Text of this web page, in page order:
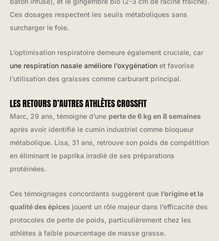
Ces dosages respectent les seuils métaboliques sans
surcharger le foie.
L’optimisation respiratoire demeure également cruciale, car
une respiration nasale améliore l’oxygénation et favorise
l’utilisation des graisses comme carburant principal.
LES RETOURS D’AUTRES ATHLÈTES CROSSFIT
Marc, 29 ans, témoigne d’une perte de 6 kg en 8 semaines
après avoir identifié le cumin industriel comme bloqueur
métabolique. Lisa, 31 ans, retrouve son poids de compétition
en éliminant le paprika irradié de ses préparations
protéinées.
Ces témoignages concordants suggèrent que l’origine et la
qualité des épices jouent un rôle majeur dans l’efficacité des
protocoles de perte de poids, particulièrement chez les
athlètes à faible pourcentage de masse grasse.